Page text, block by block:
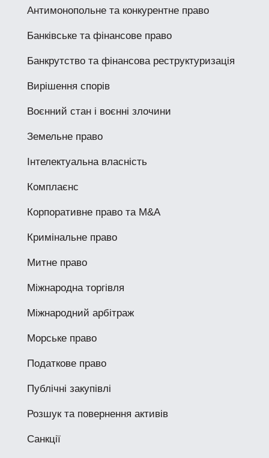
Антимонопольне та конкурентне право
Банківське та фінансове право
Банкрутство та фінансова реструктуризація
Вирішення спорів
Воєнний стан і воєнні злочини
Земельне право
Інтелектуальна власність
Комплаєнс
Корпоративне право та M&A
Кримінальне право
Митне право
Міжнародна торгівля
Міжнародний арбітраж
Морське право
Податкове право
Публічні закупівлі
Розшук та повернення активів
Санкції